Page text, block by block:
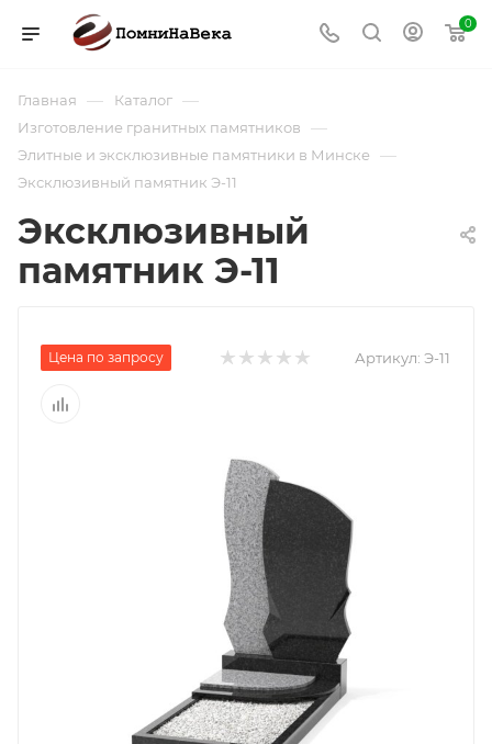
0
Главная — Каталог —
Изготовление гранитных памятников —
Элитные и эксклюзивные памятники в Минске —
Эксклюзивный памятник Э-11
Эксклюзивный
памятник Э-11
Цена по запросу Артикул: Э-11